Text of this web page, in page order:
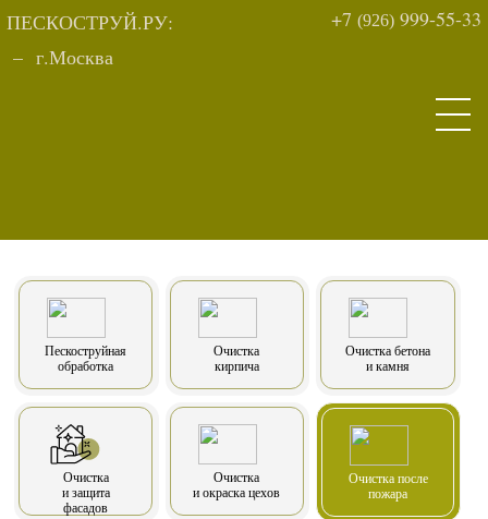
ПЕСКОСТРУЙ.РУ: +7 (926) 999-55-33
– г.Москва
Пескоструйная
обработка
Очистка
кирпича
Очистка бетона
и камня
Очистка
и защита
фасадов
Очистка
и окраска цехов
Очистка после
пожара